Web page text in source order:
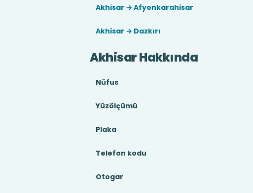
Akhisar → Afyonkarahisar
Akhisar → Dazkırı
Akhisar Hakkında
Nüfus
Yüzölçümü
Plaka
Telefon kodu
Otogar